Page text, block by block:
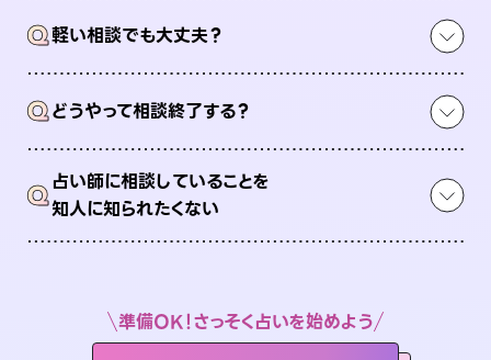
Q軽い相談でも大丈夫？
Qどうやって相談終了する？
Q占い師に相談していることを
知人に知られたくない
準備OK！さっそく占いを始めよう